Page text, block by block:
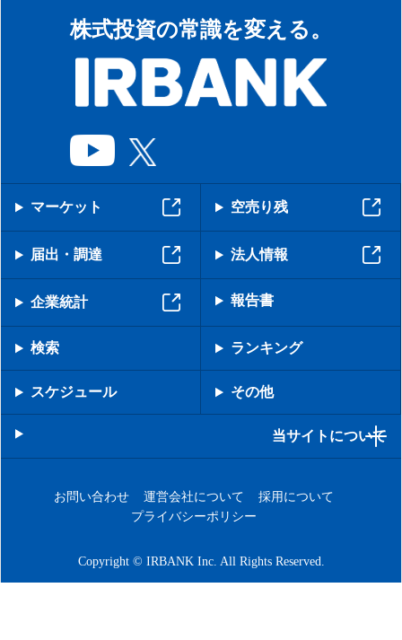
株式投資の常識を変える。
マーケット 空売り残
届出・調達 法人情報
企業統計 報告書
検索 ランキング
スケジュール その他
当サイトについて
お問い合わせ 運営会社について
採用について
プライバシーポリシー
Copyright © IRBANK Inc. All Rights Reserved.